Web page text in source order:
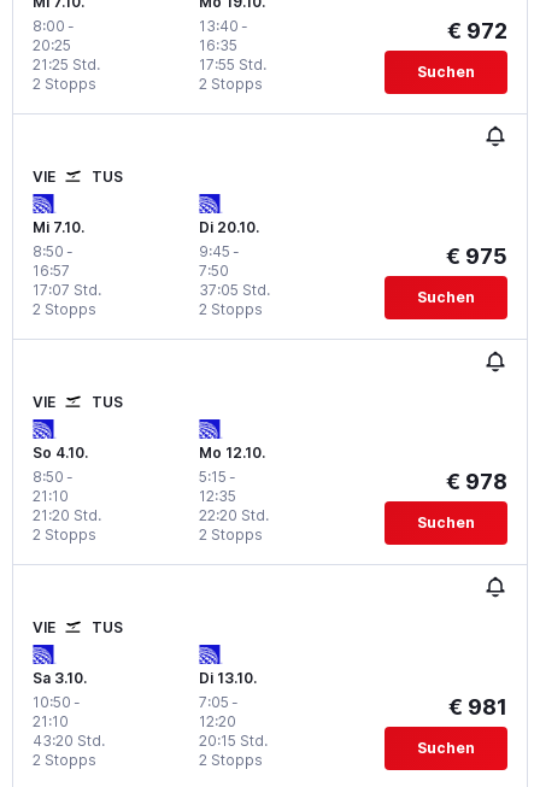
8:00 -
20:25
2 Stopps
21:25 Std.
13:40 -
16:35
2 Stopps
17:55 Std.
€ 972
Suchen
VIE TUS
Mi 7.10.
8:50 -
16:57
2 Stopps
17:07 Std.
Di 20.10.
9:45 -
7:50
2 Stopps
37:05 Std.
€ 975
Suchen
VIE TUS
So 4.10.
8:50 -
21:10
2 Stopps
21:20 Std.
Mo 12.10.
5:15 -
12:35
2 Stopps
22:20 Std.
€ 978
Suchen
VIE TUS
Sa 3.10.
10:50 -
21:10
2 Stopps
43:20 Std.
Di 13.10.
7:05 -
12:20
2 Stopps
20:15 Std.
€ 981
Suchen